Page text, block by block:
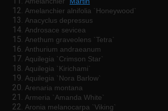
Amelanchier alnifolia `Honeywood`
Anacyclus depressus
Androsace sevicea
Anethum graveolens `Tetra`
Anthurium andraeanum
Aquilegia `Crimson Star`
Aquilegia `Kirichami`
Aquilegia `Nora Barlow`
Arenaria montana
Armeria `Amanda White`
Aronia melanocarpa `Viking`